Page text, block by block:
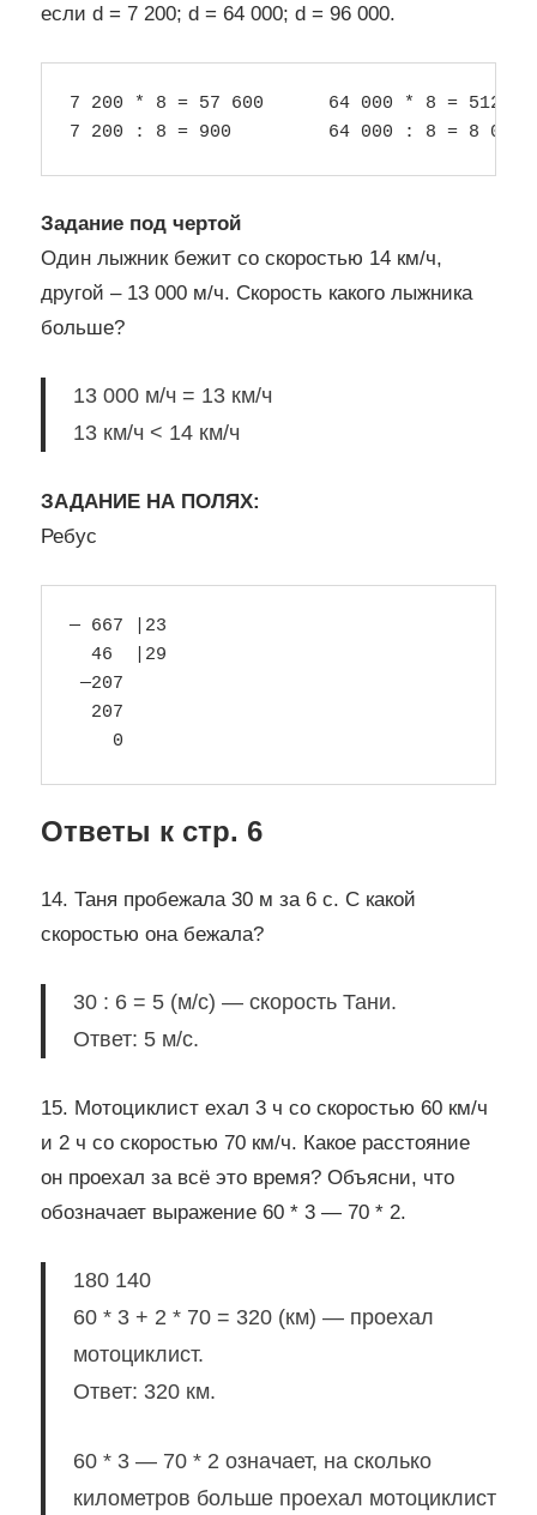
если d = 7 200; d = 64 000; d = 96 000.
7 200 * 8 = 57 600      64 000 * 8 = 512
Задание под чертой
Один лыжник бежит со скоростью 14 км/ч,
другой – 13 000 м/ч. Скорость какого лыжника
больше?
13 000 м/ч = 13 км/ч
13 км/ч < 14 км/ч
ЗАДАНИЕ НА ПОЛЯХ:
Ребус
— 667 |23
  46  |29
—207
  207
Ответы к стр. 6
14. Таня пробежала 30 м за 6 с. С какой
скоростью она бежала?
30 : 6 = 5 (м/с) — скорость Тани.
Ответ: 5 м/с.
15. Мотоциклист ехал 3 ч со скоростью 60 км/ч
и 2 ч со скоростью 70 км/ч. Какое расстояние
он проехал за всё это время? Объясни, что
обозначает выражение 60 * 3 — 70 * 2.
180 140
60 * 3 + 2 * 70 = 320 (км) — проехал
мотоциклист.
Ответ: 320 км.
60 * 3 — 70 * 2 означает, на сколько
километров больше проехал мотоциклист